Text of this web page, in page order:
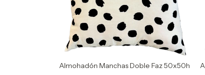
Almohadón Manchas Doble Faz 50x50h